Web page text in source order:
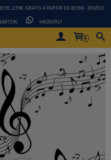
2,99€. GRATIS A PARTIR DE 49,95€ - ENVÍOS
640263921
0